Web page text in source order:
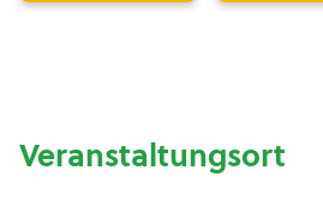
Veranstaltungsort